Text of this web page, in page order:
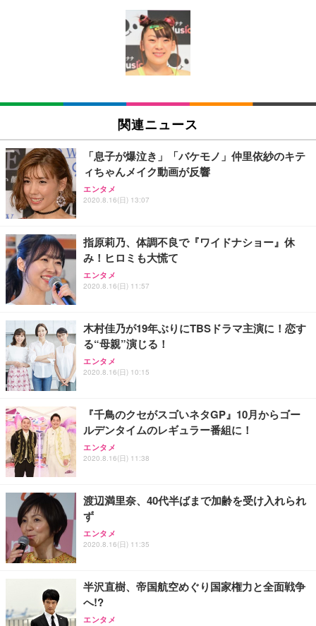
[EdoErgo] オフィスチェア 椅子 テレワーク 疲れな
い 跳ね上げ式アームレスト コンパクト 約105度ロッ
キング pc 事務椅子 360度回転 座面昇降 強化ナイロ
ン樹脂ベース 通気性メッシュ 在宅ワーク H-WY01
(黒網+黒枠+黒足)
SIHOO B100 オフィスチェア／デスクチェア メッシ
ュチェア 人間工学 疲れない ブラック
￥27,999
Sezlife オフィスチェア デスクチェア 疲れない テレ
ワーク チェア 強化バックレスト 30度ロッキング機
能 人間工学 椅子 腰サポート 90度跳ね上げ式アーム
ョン PCチェア 通気性メッシュ ゲーミング/勉強/事
務用 おしゃれ パソコンチェア (ブラック)
Sezlife オフィスチェア デスクチェア 疲れない テレ
ワーク チェア 強化バックレスト 30度ロッキング機
能 人間工学 椅子 腰サポート 90度跳ね上げ式アーム
務用 おしゃれ パソコンチェア (ホワイト)
ANDWINT オフィスチェア デスクチェア 肘なし メ
ッシュ 通気性 ランバーサポート付き 腰サポート ガ
ス圧無段階昇降 360度回転 キャスター付き コンパク
EIZO ビジネス向けプレミアムモニター | FlexScan
EV3240X-WT | 31.5型4K UHD・USB Type-C・ホワ
￥105,595
EIZO ビジネス向けプレミアムモニター | FlexScan
￥109,572
【純正品】27"ゲーミングモニター DualSense 充電
フック付き（CFI-ZDM1J）
【整備済み品】Dell E2724HS 27インチ 液晶モニタ
ー フルHD（1920×1080）VA 非光沢 HDMI/DisplayP
ort/VGA スピーカー内蔵 高さ調整 スイベル VESA対
【MiniLED/24.5inch/280Hz/FHD】GRAPHT THE S
HOOTER Gaming Monitor 24” Essential ゲーミン
グモニター QD 24.5インチ 1ms FHD 量子ドット 残
Amazonベーシック ペットシーツ 薄型 レギュラー 1
回使い捨て 無香料 ホワイト 300枚
Amazonベーシック ペットシーツ 厚型 ワイド 42枚
x2袋(84枚) ホワイト(吸収面:ライトブルー)
￥3,234
ネオ・ルーライフ ネオ・オムツ L 中型犬用 26枚入
り 単品
Smart Basic(スマートベーシック) 【Amazon.co.jp
限定】 Smart Basic アイリスオーヤマ ペットシーツ
超厚型 お徳用 ワイド 100枚入 (x 1) (ケース販売)
アイリスオーヤマ ペットシーツ 超厚型 お徳用 レギ
ュラー 200枚入【Amazon.co.jp限定】
関連ニュース
「息子が爆泣き」「バケモノ」仲里依紗のキテ
ィちゃんメイク動画が反響
エンタメ
2020.8.16(日) 13:07
指原莉乃、体調不良で『ワイドナショー』休
み！ヒロミも大慌て
エンタメ
2020.8.16(日) 11:57
木村佳乃が19年ぶりにTBSドラマ主演に！恋す
る“母親”演じる！
エンタメ
2020.8.16(日) 10:15
『千鳥のクセがスゴいネタGP』10月からゴー
ルデンタイムのレギュラー番組に！
エンタメ
2020.8.16(日) 11:38
渡辺満里奈、40代半ばまで加齢を受け入れられ
ず
エンタメ
2020.8.16(日) 11:35
半沢直樹、帝国航空めぐり国家権力と全面戦争
へ!?
エンタメ